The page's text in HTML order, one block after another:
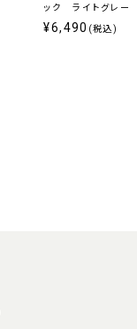
ック ライトグレー
¥6,490 (税込)